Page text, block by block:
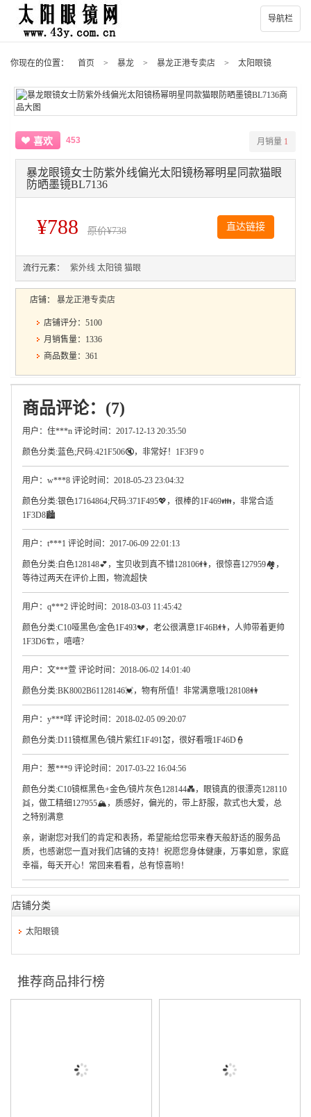
导航栏
你现在的位置： 首页 > 暴龙 > 暴龙正港专卖店 > 太阳眼镜
喜欢 453 月销量 1
暴龙眼镜女士防紫外线偏光太阳镜杨幂明星同款猫眼
防晒墨镜BL7136
¥788 原价¥738 直达链接
流行元素： 紫外线 太阳镜 猫眼
店铺： 暴龙正港专卖店
店铺评分：5100
月销售量：1336
商品数量：361
商品评论：(7)
用户：住***n 评论时间：2017-12-13 20:35:50
颜色分类:蓝色;尺码:421F506🔇，非常好！1F3F9🏺
用户：w***8 评论时间：2018-05-23 23:04:32
颜色分类:银色17164864;尺码:371F495💖，很棒的1F469👪，非常合适
1F3D8🏙
用户：t***1 评论时间：2017-06-09 22:01:13
颜色分类:白色128148💕，宝贝收到真不错128106👫，很惊喜127959🏘，
等待过两天在评价上图，物流超快
用户：q***2 评论时间：2018-03-03 11:45:42
颜色分类:C10哑黑色/金色1F493💔，老公很满意1F46B👬，人帅带着更帅
1F3D6🏗，嘻嘻?
用户：文***萱 评论时间：2018-06-02 14:01:40
颜色分类:BK8002B61128146💓，物有所值！非常满意哦128108👭
用户：y***咩 评论时间：2018-02-05 09:20:07
颜色分类:D11镜框黑色/镜片紫红1F491💒，很好看哦1F46D👮
用户：葱***9 评论时间：2017-03-22 16:04:56
颜色分类:C10镜框黑色+金色/镜片灰色128144💑，眼镜真的很漂亮128110
👯，做工精细127955🏔，质感好，偏光的，带上舒服，款式也大爱，总
之特别满意
亲，谢谢您对我们的肯定和表扬，希望能给您带来春天般舒适的服务品
质，也感谢您一直对我们店铺的支持！祝愿您身体健康，万事如意，家庭
幸福，每天开心！常回来看看，总有惊喜哟！
店铺分类
太阳眼镜
推荐商品排行榜